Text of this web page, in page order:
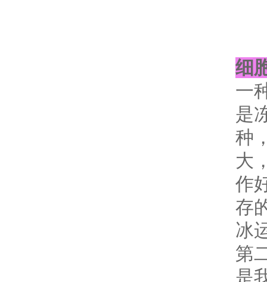
细
一
是
种
大
作
存
冰
第
是